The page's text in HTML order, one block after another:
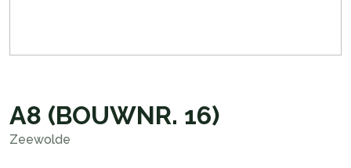
A8 (BOUWNR. 16)
Zeewolde